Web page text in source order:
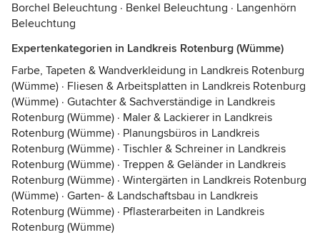
Borchel Beleuchtung · Benkel Beleuchtung · Langenhörn
Beleuchtung
Expertenkategorien in Landkreis Rotenburg (Wümme)
Farbe, Tapeten & Wandverkleidung in Landkreis Rotenburg
(Wümme) · Fliesen & Arbeitsplatten in Landkreis Rotenburg
(Wümme) · Gutachter & Sachverständige in Landkreis
Rotenburg (Wümme) · Maler & Lackierer in Landkreis
Rotenburg (Wümme) · Planungsbüros in Landkreis
Rotenburg (Wümme) · Tischler & Schreiner in Landkreis
Rotenburg (Wümme) · Treppen & Geländer in Landkreis
Rotenburg (Wümme) · Wintergärten in Landkreis Rotenburg
(Wümme) · Garten- & Landschaftsbau in Landkreis
Rotenburg (Wümme) · Pflasterarbeiten in Landkreis
Rotenburg (Wümme)